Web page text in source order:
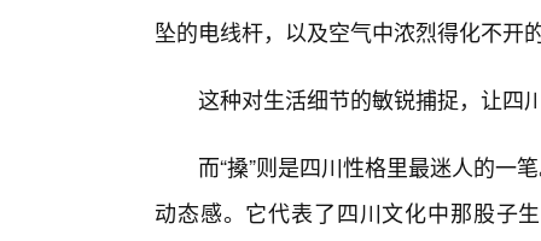
坠的电线杆，以及空气中浓烈得化不开
这种对生活细节的敏锐捕捉，让四
而“搡”则是四川性格里最迷人的一
动态感。它代表了四川文化中那股子